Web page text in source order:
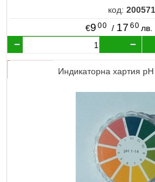
код:
€9 00 / 17 60 лв.
Индикаторна хартия